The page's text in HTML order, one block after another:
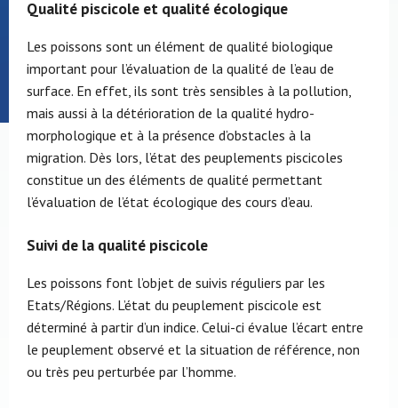
Qualité piscicole et qualité écologique
Les poissons sont un élément de qualité biologique
important pour l’évaluation de la qualité de l’eau de
surface. En effet, ils sont très sensibles à la pollution,
mais aussi à la détérioration de la qualité hydro-
morphologique et à la présence d’obstacles à la
migration. Dès lors, l’état des peuplements piscicoles
constitue un des éléments de qualité permettant
l’évaluation de l’état écologique des cours d’eau.
Suivi de la qualité piscicole
Les poissons font l’objet de suivis réguliers par les
Etats/Régions. L’état du peuplement piscicole est
déterminé à partir d’un indice. Celui-ci évalue l’écart entre
le peuplement observé et la situation de référence, non
ou très peu perturbée par l’homme.